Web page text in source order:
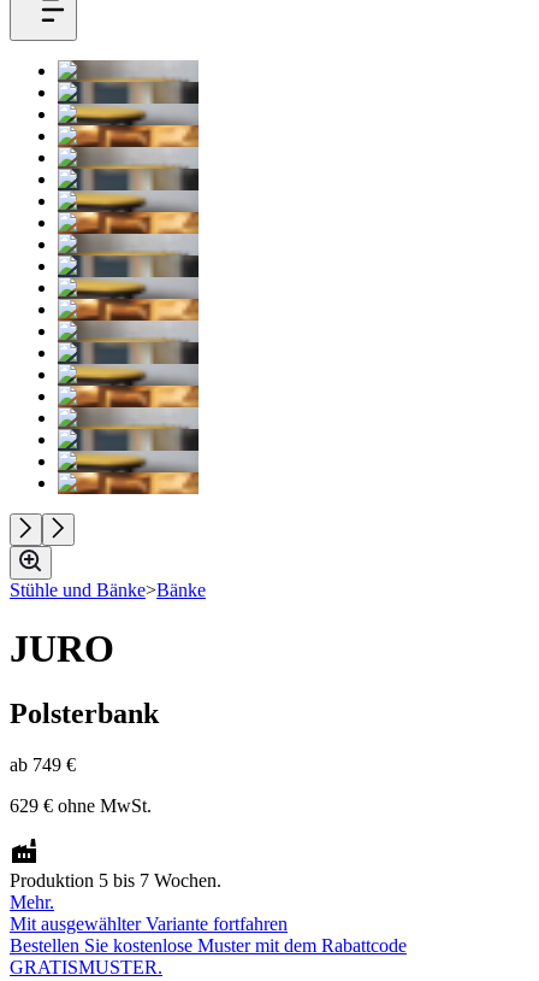
Stühle und Bänke>Bänke
JURO
Polsterbank
ab 749 €
629 € ohne MwSt.
Produktion 5 bis 7 Wochen.
Mehr.
Mit ausgewählter Variante fortfahren
Bestellen Sie kostenlose Muster mit dem Rabattcode
GRATISMUSTER.